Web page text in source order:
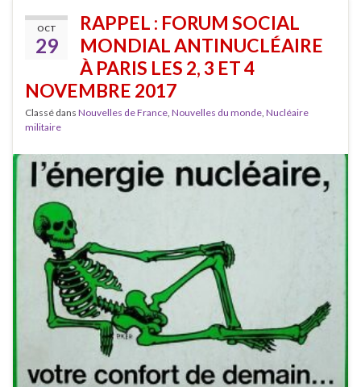
OCT
29
RAPPEL : FORUM SOCIAL
MONDIAL ANTINUCLÉAIRE
À PARIS LES 2, 3 ET 4
NOVEMBRE 2017
Classé dans Nouvelles de France Nouvelles du monde Nucléaire
militaire